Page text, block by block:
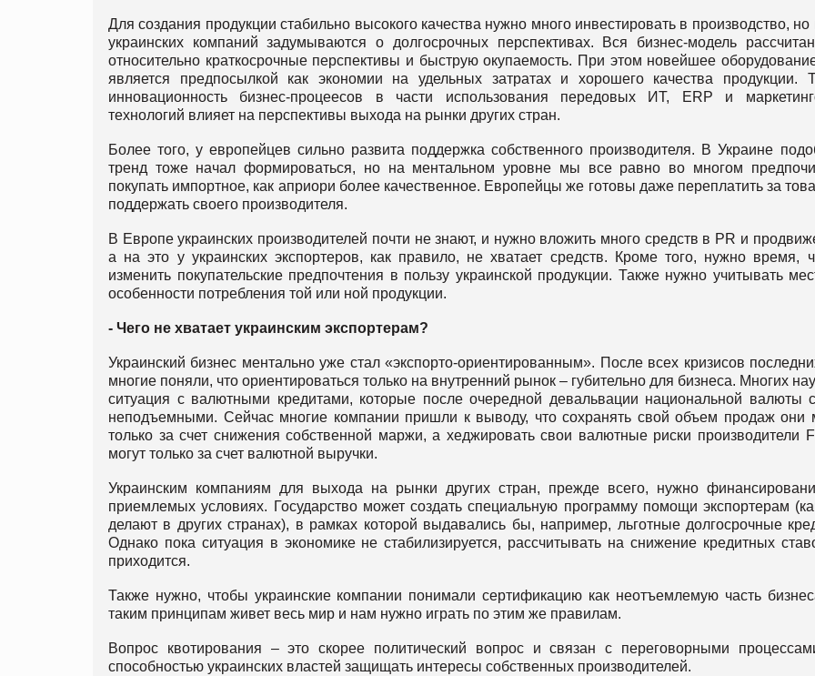
Для создания продукции стабильно высокого качества нужно много инвестировать в производство,
украинских компаний задумываются о долгосрочных перспективах. Вся бизнес-модель
относительно краткосрочные перспективы и быструю окупаемость. При этом новейшее
является предпосылкой как экономии на удельных затратах и хорошего качества продукции.
инновационность бизнес-процеесов в части использования передовых ИТ, ERР и
технологий влияет на перспективы выхода на рынки других стран.
Более того, у европейцев сильно развита поддержка собственного производителя. В Украине
тренд тоже начал формироваться, но на ментальном уровне мы все равно во многом
покупать импортное, как априори более качественное. Европейцы же готовы даже переплатить за
поддержать своего производителя.
В Европе украинских производителей почти не знают, и нужно вложить много средств в PR и
а на это у украинских экспортеров, как правило, не хватает средств. Кроме того, нужно время,
изменить покупательские предпочтения в пользу украинской продукции. Также нужно учитывать
особенности потребления той или ной продукции.
- Чего не хватает украинским экспортерам?
Украинский бизнес ментально уже стал «экспорто-ориентированным». После всех кризисов
многие поняли, что ориентироваться только на внутренний рынок – губительно для бизнеса. Многих
ситуация с валютными кредитами, которые после очередной девальвации национальной валюты
неподъемными. Сейчас многие компании пришли к выводу, что сохранять свой объем продаж они
только за счет снижения собственной маржи, а хеджировать свои валютные риски производители
могут только за счет валютной выручки.
Украинским компаниям для выхода на рынки других стран, прежде всего, нужно
приемлемых условиях. Государство может создать специальную программу помощи экспортерам
делают в других странах), в рамках которой выдавались бы, например, льготные долгосрочные
Однако пока ситуация в экономике не стабилизируется, рассчитывать на снижение кредитных
приходится.
Также нужно, чтобы украинские компании понимали сертификацию как неотъемлемую часть
таким принципам живет весь мир и нам нужно играть по этим же правилам.
Вопрос квотирования – это скорее политический вопрос и связан с переговорными
способностью украинских властей защищать интересы собственных производителей.